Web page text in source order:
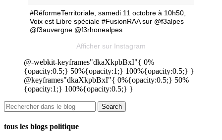
#RéformeTerritoriale, samedi 11 octobre à 10h50,
Voix est Libre spéciale #FusionRAA sur @f3alpes
@f3auvergne @f3rhonealpes
Afficher sur Instagram
@-webkit-keyframes"dkaXkpbBxI"{ 0%
{opacity:0.5;} 50%{opacity:1;} 100%{opacity:0.5;} }
@keyframes"dkaXkpbBxI"{ 0%{opacity:0.5;} 50%
{opacity:1;} 100%{opacity:0.5;} }
tous les blogs politique